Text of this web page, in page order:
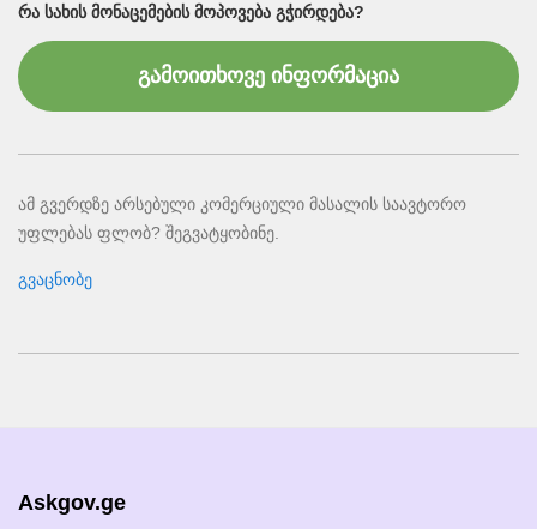
ᲠᲐ ᲡᲐᲮᲘᲡ ᲛᲝᲜᲐᲪᲔᲛᲔᲑᲘᲡ ᲛᲝᲞᲝᲕᲔᲑᲐ ᲒᲭᲘᲠᲓᲔᲑᲐ?
გამოითხოვე ინფორმაცია
ამ გვერდზე არსებული კომერციული მასალის საავტორო
უფლებას ფლობ? შეგვატყობინე.
გვაცნობე
Askgov.ge